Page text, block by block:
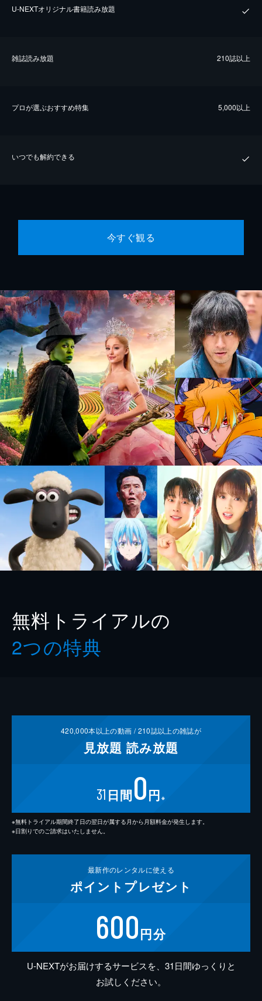
U-NEXTオリジナル書籍読み放題
雑誌読み放題 210誌以上
プロが選ぶおすすめ特集 5,000以上
いつでも解約できる
今すぐ観る
無料トライアルの
2つの特典
420,000本以上の動画 /210誌以上の雑誌が
見放題 読み放題
31 日間0円 ※
※無料トライアル期間終了日の翌日が属する月から月額料金が発生します。
※日割りでのご請求はいたしません。
最新作のレンタルに使える
ポイント プレゼント
600円分
U-NEXTがお届けするサービスを、31日間ゆっくりと
お試しください。